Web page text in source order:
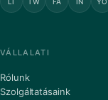
LI TW FA IN YO
VÁLLALATI
Rólunk
Szolgáltatásaink